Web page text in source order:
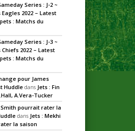
Series : J-2 ~
2022 – Latest
: Matchs du
Series : J-3 ~
2022 – Latest
: Matchs du
pour James
Huddledans Jets : Fin
A.Vera-Tucker
pourrait rater la
dans Jets : Mekhi
la saison